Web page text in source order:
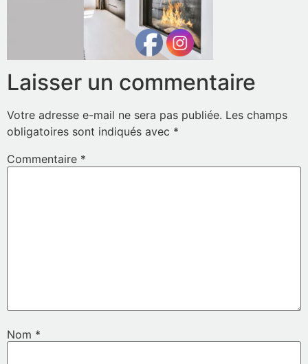
Laisser un commentaire
Votre adresse e-mail ne sera pas publiée. Les champs
obligatoires sont indiqués avec *
Commentaire *
Nom *